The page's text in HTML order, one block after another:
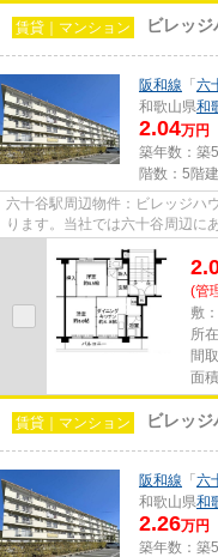
賃貸｜マンション ビレッ
阪和線 「 六
和歌山県和
2.04万円
築年数：築
階数：5階建
六十谷駅周辺物件：ビレッジハ
ります。当社では六十谷周辺に
(管
敷
所
間
面
賃貸｜マンション ビレッ
阪和線 「 六
和歌山県和
2.26万円
築年数：築